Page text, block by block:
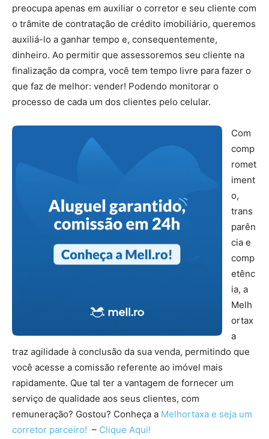
preocupa apenas em auxiliar o corretor e seu cliente com
o trâmite de contratação de crédito imobiliário, queremos
auxiliá-lo a ganhar tempo e, consequentemente,
dinheiro. Ao permitir que assessoremos seu cliente na
finalização da compra, você tem tempo livre para fazer o
que faz de melhor: vender! Podendo monitorar o
processo de cada um dos clientes pelo celular.
Com
comp
romet
iment
o,
trans
parên
cia e
comp
etênc
ia, a
Melh
ortax
a
traz agilidade à conclusão da sua venda, permitindo que
você acesse a comissão referente ao imóvel mais
rapidamente. Que tal ter a vantagem de fornecer um
serviço de qualidade aos seus clientes, com
remuneração? Gostou? Conheça a Melhortaxa e seja um
corretor parceiro! – Clique Aqui!